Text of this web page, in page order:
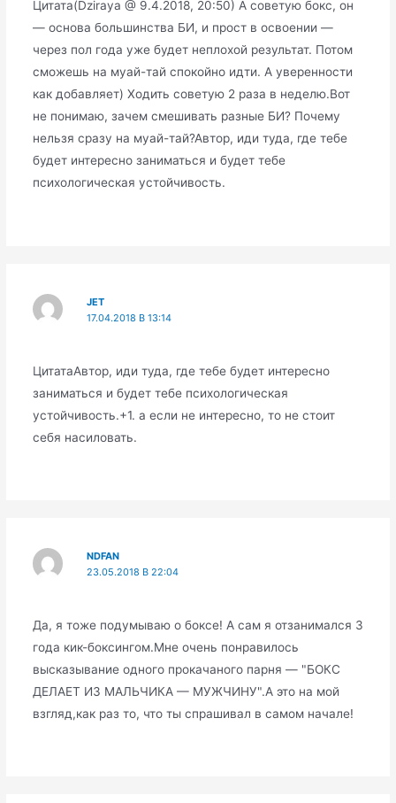
Цитата(Dziraya @ 9.4.2018, 20:50) А советую бокс, он
— основа большинства БИ, и прост в освоении —
через пол года уже будет неплохой результат. Потом
сможешь на муай-тай спокойно идти. А уверенности
как добавляет) Ходить советую 2 раза в неделю.Вот
не понимаю, зачем смешивать разные БИ? Почему
нельзя сразу на муай-тай?Автор, иди туда, где тебе
будет интересно заниматься и будет тебе
психологическая устойчивость.
JET
17.04.2018 В 13:14
ЦитатаАвтор, иди туда, где тебе будет интересно
заниматься и будет тебе психологическая
устойчивость.+1. а если не интересно, то не стоит
себя насиловать.
NDFAN
23.05.2018 В 22:04
Да, я тоже подумываю о боксе! А сам я отзанимался 3
года кик-боксингом.Мне очень понравилось
высказывание одного прокачаного парня — "БОКС
ДЕЛАЕТ ИЗ МАЛЬЧИКА — МУЖЧИНУ".А это на мой
взгляд,как раз то, что ты спрашивал в самом начале!